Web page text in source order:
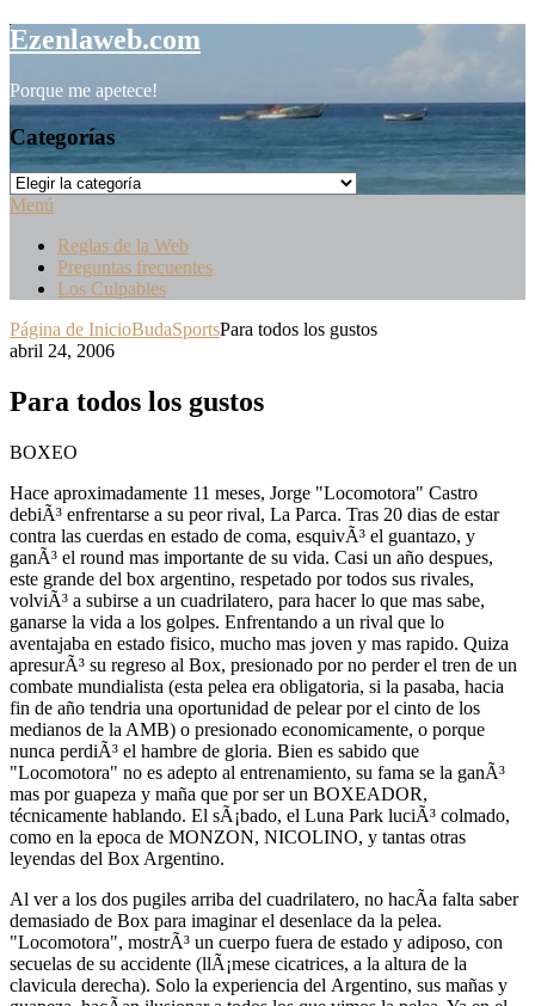
Saltar
al
Ezenlaweb.com
Porque me apetece!
Categorías
Categorías
Menú
Reglas de la Web
Preguntas frecuentes
Los Culpables
Página de InicioBudaSportsPara todos los gustos
abril 24, 2006
Para todos los gustos
BOXEO
Hace aproximadamente 11 meses, Jorge "Locomotora" Castro
debiÃ³ enfrentarse a su peor rival, La Parca. Tras 20 dias de estar
contra las cuerdas en estado de coma, esquivÃ³ el guantazo, y
ganÃ³ el round mas importante de su vida. Casi un año despues,
este grande del box argentino, respetado por todos sus rivales,
volviÃ³ a subirse a un cuadrilatero, para hacer lo que mas sabe,
ganarse la vida a los golpes. Enfrentando a un rival que lo
aventajaba en estado fisico, mucho mas joven y mas rapido. Quiza
apresurÃ³ su regreso al Box, presionado por no perder el tren de un
combate mundialista (esta pelea era obligatoria, si la pasaba, hacia
fin de año tendria una oportunidad de pelear por el cinto de los
medianos de la AMB) o presionado economicamente, o porque
nunca perdiÃ³ el hambre de gloria. Bien es sabido que
"Locomotora" no es adepto al entrenamiento, su fama se la ganÃ³
mas por guapeza y maña que por ser un BOXEADOR,
técnicamente hablando. El sÃ¡bado, el Luna Park luciÃ³ colmado,
como en la epoca de MONZON, NICOLINO, y tantas otras
leyendas del Box Argentino.
Al ver a los dos pugiles arriba del cuadrilatero, no hacÃ­a falta saber
demasiado de Box para imaginar el desenlace da la pelea.
"Locomotora", mostrÃ³ un cuerpo fuera de estado y adiposo, con
secuelas de su accidente (llÃ¡mese cicatrices, a la altura de la
clavicula derecha). Solo la experiencia del Argentino, sus mañas y